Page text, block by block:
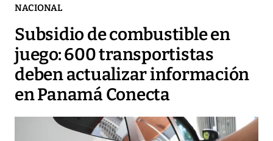
NACIONAL
Subsidio de combustible en
juego: 600 transportistas
deben actualizar información
en Panamá Conecta